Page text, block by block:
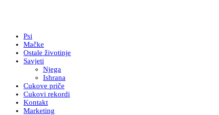
Psi
Mačke
Ostale životinje
Savjeti
Njega
Ishrana
Cukove priče
Cukovi rekordi
Kontakt
Marketing